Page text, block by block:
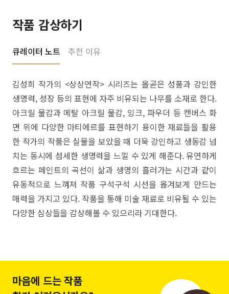
작품 감상하기
큐레이터 노트 추천 이유
김성희 작가의 <상상연작> 시리즈는 올곧은 성품과 강인한
생명력, 성장 등의 표현에 자주 비유되는 나무를 소재로 한다.
아크릴 물감과 메탈 아크릴 물감, 잉크, 파우더 등 캔버스 화
면 위에 다양한 마티에르를 표현하기 용이한 재료들을 활용
한 작가의 작품은 실물을 보았을 때 더욱 강인하고 생동감 넘
치는 동시에 섬세한 생명력을 느낄 수 있게 해준다. 유연하게
흐르는 페인트의 곡선이 삶과 생명의 흘러가는 시간과 같이
유동적으로 느껴져 작품 구석구석 시선을 옮겨보게 만드는
매력을 가지고 있다. 작품을 통해 미술 재료로 비유될 수 있는
다양한 심상들을 감상해볼 수 있으리라 기대한다.
마음에 드는 작품